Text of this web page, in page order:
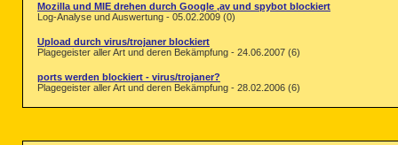
Mozilla und MIE drehen durch Google ,av und spybot blockiert
Log-Analyse und Auswertung - 05.02.2009 (0)
Upload durch virus/trojaner blockiert
Plagegeister aller Art und deren Bekämpfung - 24.06.2007 (6)
ports werden blockiert - virus/trojaner?
Plagegeister aller Art und deren Bekämpfung - 28.02.2006 (6)